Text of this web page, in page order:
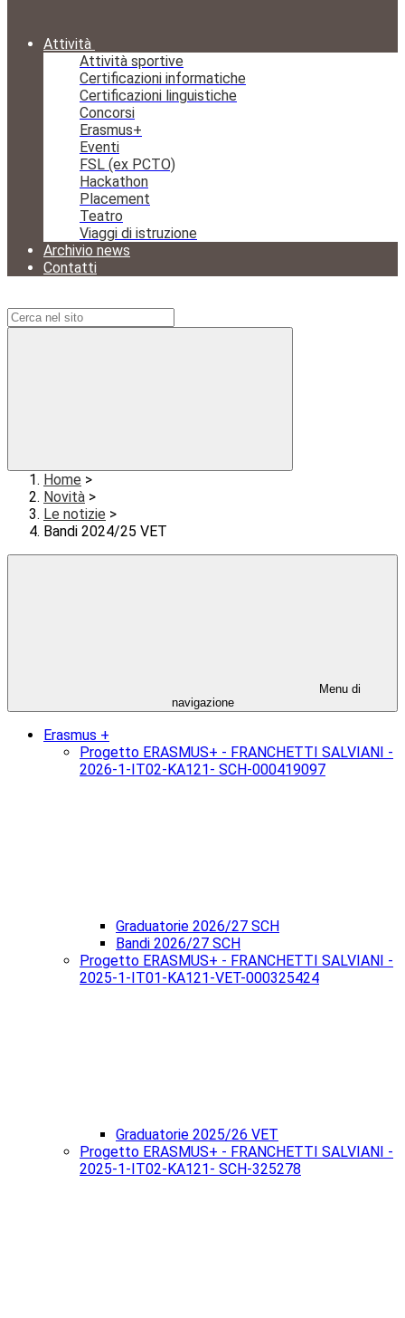
Attività
Attività sportive
Certificazioni informatiche
Certificazioni linguistiche
Concorsi
Erasmus+
Eventi
FSL (ex PCTO)
Hackathon
Placement
Teatro
Viaggi di istruzione
Archivio news
Contatti
Home >
Novità >
Le notizie >
Bandi 2024/25 VET
Menu di
navigazione
Erasmus +
Progetto ERASMUS+ - FRANCHETTI SALVIANI -
2026-1-IT02-KA121- SCH-000419097
Graduatorie 2026/27 SCH
Bandi 2026/27 SCH
Progetto ERASMUS+ - FRANCHETTI SALVIANI -
2025-1-IT01-KA121-VET-000325424
Graduatorie 2025/26 VET
Progetto ERASMUS+ - FRANCHETTI SALVIANI -
2025-1-IT02-KA121- SCH-325278